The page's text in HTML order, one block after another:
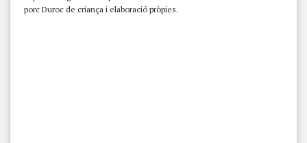
porc Duroc de criança i elaboració pròpies.